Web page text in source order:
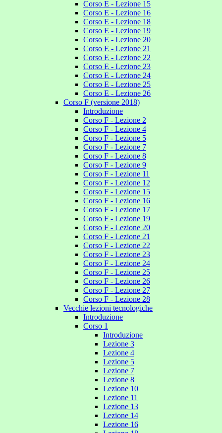
Corso E - Lezione 15
Corso E - Lezione 16
Corso E - Lezione 18
Corso E - Lezione 19
Corso E - Lezione 20
Corso E - Lezione 21
Corso E - Lezione 22
Corso E - Lezione 23
Corso E - Lezione 24
Corso E - Lezione 25
Corso E - Lezione 26
Corso F (versione 2018)
Introduzione
Corso F - Lezione 2
Corso F - Lezione 4
Corso F - Lezione 5
Corso F - Lezione 7
Corso F - Lezione 8
Corso F - Lezione 9
Corso F - Lezione 11
Corso F - Lezione 12
Corso F - Lezione 15
Corso F - Lezione 16
Corso F - Lezione 17
Corso F - Lezione 19
Corso F - Lezione 20
Corso F - Lezione 21
Corso F - Lezione 22
Corso F - Lezione 23
Corso F - Lezione 24
Corso F - Lezione 25
Corso F - Lezione 26
Corso F - Lezione 27
Corso F - Lezione 28
Vecchie lezioni tecnologiche
Introduzione
Corso 1
Introduzione
Lezione 3
Lezione 4
Lezione 5
Lezione 7
Lezione 8
Lezione 10
Lezione 11
Lezione 13
Lezione 14
Lezione 16